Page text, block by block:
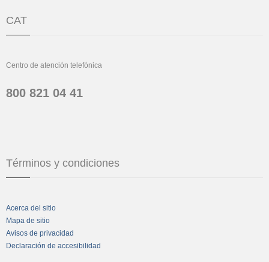
CAT
Centro de atención telefónica
800 821 04 41
Términos y condiciones
Acerca del sitio
Mapa de sitio
Avisos de privacidad
Declaración de accesibilidad